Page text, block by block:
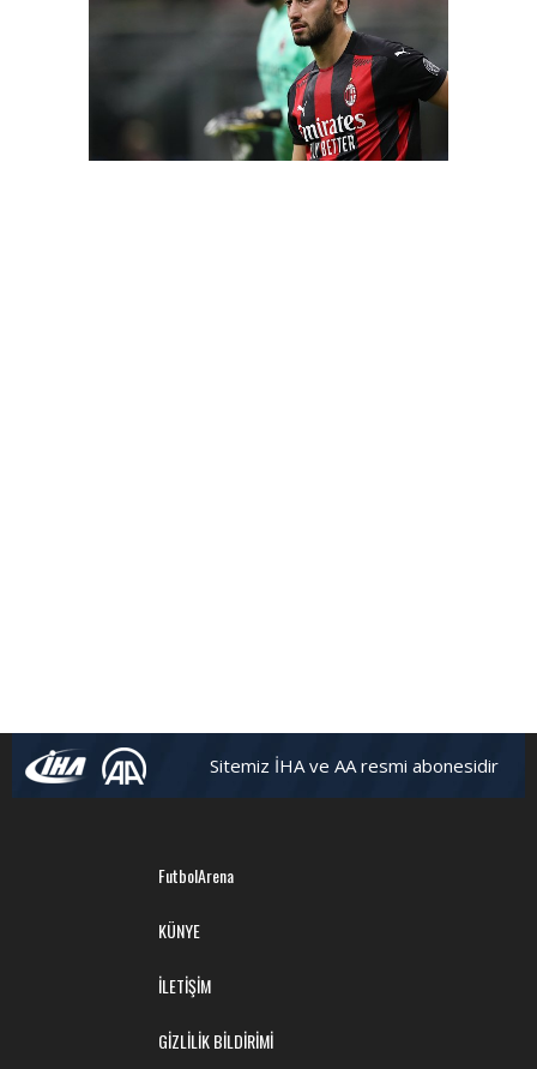
Sitemiz İHA ve AA resmi abonesidir
FutbolArena
KÜNYE
İLETİŞİM
GİZLİLİK BİLDİRİMİ